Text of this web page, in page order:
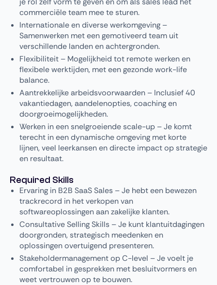
commerciële team mee te sturen.
Internationale en diverse werkomgeving –
Samenwerken met een gemotiveerd team uit
verschillende landen en achtergronden.
Flexibiliteit – Mogelijkheid tot remote werken en
flexibele werktijden, met een gezonde work-life
balance.
Aantrekkelijke arbeidsvoorwaarden – Inclusief 40
vakantiedagen, aandelenopties, coaching en
doorgroeimogelijkheden.
Werken in een snelgroeiende scale-up – Je komt
terecht in een dynamische omgeving met korte
lijnen, veel leerkansen en directe impact op strategie
en resultaat.
Required Skills
Ervaring in B2B SaaS Sales – Je hebt een bewezen
trackrecord in het verkopen van
softwareoplossingen aan zakelijke klanten.
Consultative Selling Skills – Je kunt klantuitdagingen
doorgronden, strategisch meedenken en
oplossingen overtuigend presenteren.
Stakeholdermanagement op C-level – Je voelt je
comfortabel in gesprekken met besluitvormers en
weet vertrouwen op te bouwen.